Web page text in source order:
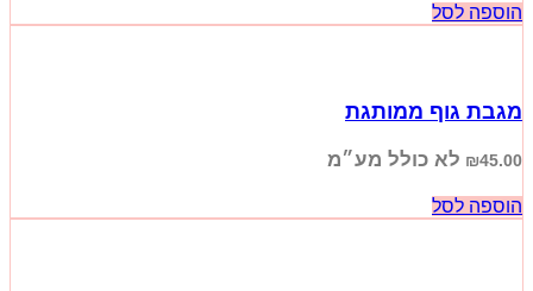
הוספה לסל
מגבת גוף ממותגת
₪45.00 לא כולל מע״מ
הוספה לסל